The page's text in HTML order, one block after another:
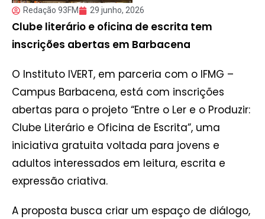
Redação 93FM 29 junho, 2026
Clube literário e oficina de escrita tem
inscrições abertas em Barbacena
O Instituto IVERT, em parceria com o IFMG –
Campus Barbacena, está com inscrições
abertas para o projeto “Entre o Ler e o Produzir:
Clube Literário e Oficina de Escrita”, uma
iniciativa gratuita voltada para jovens e
adultos interessados em leitura, escrita e
expressão criativa.
A proposta busca criar um espaço de diálogo,